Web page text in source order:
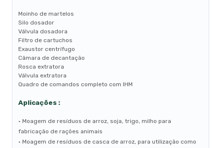
Moinho de martelos
Silo dosador
Válvula dosadora
Filtro de cartuchos
Exaustor centrífugo
Câmara de decantação
Rosca extratora
Válvula extratora
Quadro de comandos completo com IHM
Aplicações :
• Moagem de resíduos de arroz, soja, trigo, milho para
fabricação de rações animais
• Moagem de resíduos de casca de arroz, para utilização como